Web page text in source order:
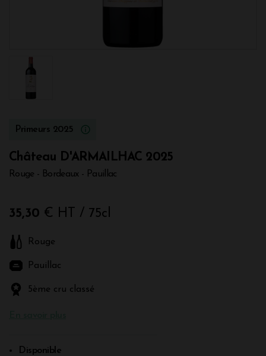
Primeurs 2025
Château D'ARMAILHAC 2025
Rouge - Bordeaux - Pauillac
35,30 € HT / 75cl
Rouge
Pauillac
5ème cru classé
Disponible